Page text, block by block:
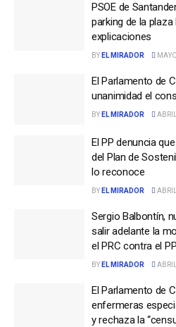
PSOE de
parking de la
explicaciones
BY EL MIRADOR
El Parlamento de
unanimidad el
BY EL MIRADOR
El PP denuncia
del Plan de
lo reconoce
BY EL MIRADOR
Sergio Balbontín,
salir adelante la
el PRC contra el PP
BY EL MIRADOR
El Parlamento de
enfermeras
y rechaza la